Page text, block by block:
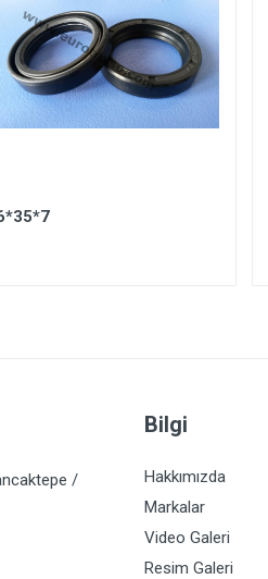
/
Bilgi
Hakkımızda
Markalar
Video Galeri
Resim Galeri